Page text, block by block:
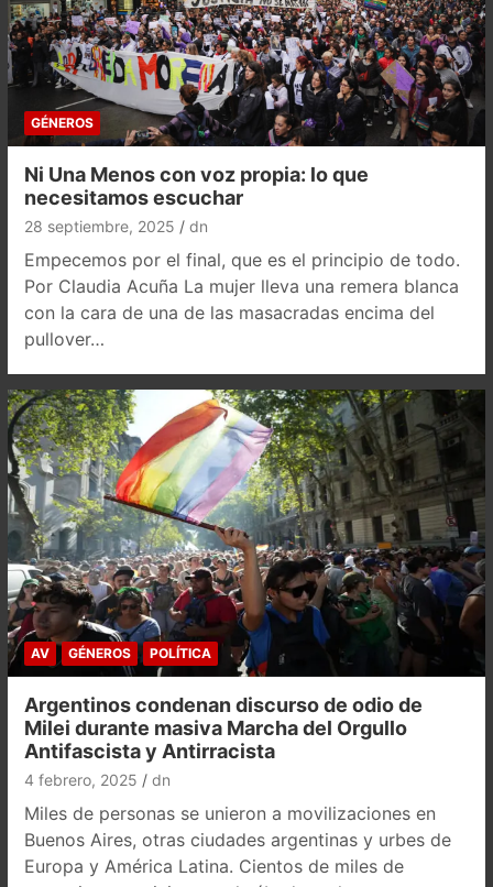
GÉNEROS
Ni Una Menos con voz propia: lo que
necesitamos escuchar
28 septiembre, 2025 dn
Empecemos por el final, que es el principio de todo.
Por Claudia Acuña La mujer lleva una remera blanca
con la cara de una de las masacradas encima del
pullover…
AV GÉNEROS POLÍTICA
Argentinos condenan discurso de odio de
Milei durante masiva Marcha del Orgullo
Antifascista y Antirracista
4 febrero, 2025 dn
Miles de personas se unieron a movilizaciones en
Buenos Aires, otras ciudades argentinas y urbes de
Europa y América Latina. Cientos de miles de